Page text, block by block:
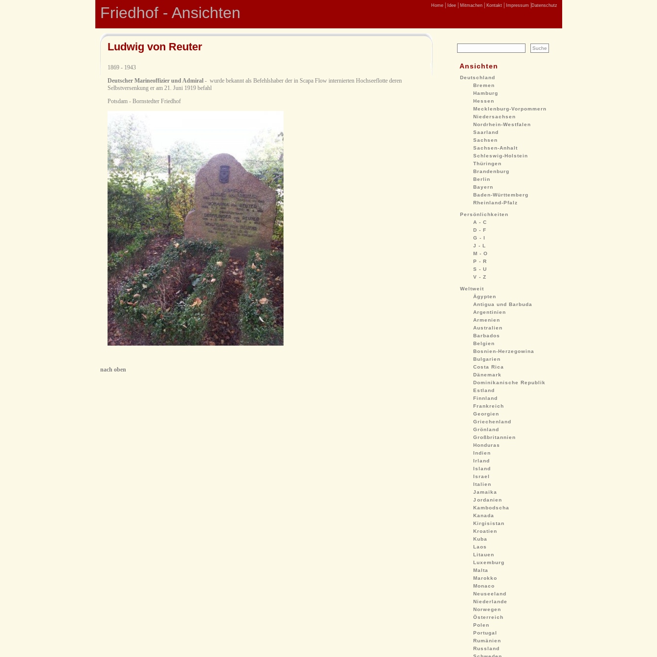
Friedhof - Ansichten Home Idee Mitmachen Kontakt Impressum Datenschutz
Ludwig von Reuter
1869 - 1943
Deutscher Marineoffizier und Admiral- wurde bekannt als Befehlshaber der in Scapa Flow internierten Hochseeflotte deren
Selbstversenkung er am 21. Juni 1919 befahl
Potsdam - Bornstedter Friedhof
nach oben
Ansichten
Deutschland
Bremen
Hamburg
Hessen
Mecklenburg-Vorpommern
Niedersachsen
Nordrhein-Westfalen
Saarland
Sachsen
Sachsen-Anhalt
Schleswig-Holstein
Thüringen
Brandenburg
Berlin
Bayern
Baden-Württemberg
Rheinland-Pfalz
Persönlichkeiten
A - C
D - F
G - I
J - L
M - O
P - R
S - U
V - Z
Weltweit
Ägypten
Antigua und Barbuda
Argentinien
Armenien
Australien
Barbados
Belgien
Bosnien-Herzegowina
Bulgarien
Costa Rica
Dänemark
Dominikanische Republik
Estland
Finnland
Frankreich
Georgien
Griechenland
Grönland
Großbritannien
Honduras
Indien
Irland
Island
Israel
Italien
Jamaika
Jordanien
Kambodscha
Kanada
Kirgisistan
Kroatien
Kuba
Laos
Litauen
Luxemburg
Malta
Marokko
Monaco
Neuseeland
Niederlande
Norwegen
Österreich
Polen
Portugal
Rumänien
Russland